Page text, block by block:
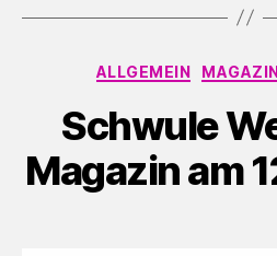
ALLGEMEIN
Schwule
Magazin am